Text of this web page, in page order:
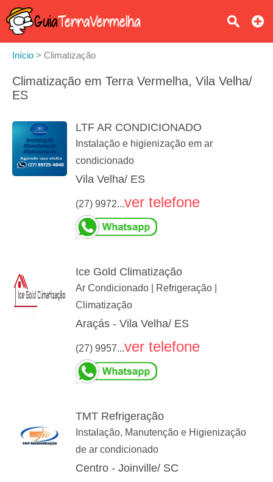
Início > Climatização
Climatização em Terra Vermelha, Vila Velha/
ES
LTF AR CONDICIONADO
Instalação e higienização em ar
condicionado
Vila Velha/ ES
(27) 9972...ver telefone
Ice Gold Climatização
Ar Condicionado | Refrigeração |
Climatização
Araçás - Vila Velha/ ES
(27) 9957...ver telefone
TMT Refrigeração
Instalação, Manutenção e Higienização
de ar condicionado
Centro - Joinville/ SC